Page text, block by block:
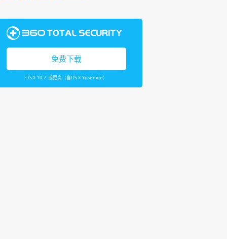
免费下载
OS X 10.7 或更高（含OS X Yosemite）